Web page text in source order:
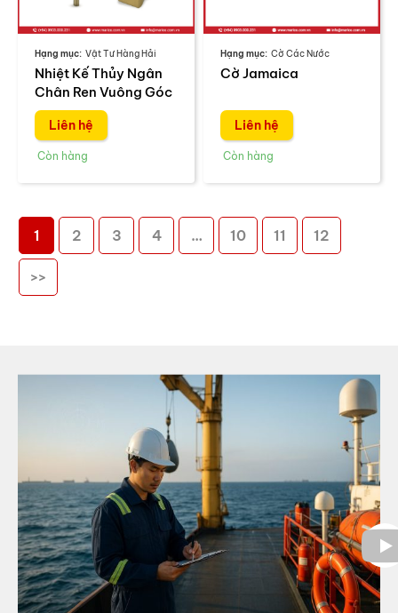
Vật Tư Hàng Hải
Nhiệt Kế Thủy Ngân
Chân Ren Vuông Góc
Liên hệ
Cờ Các Nước
Cờ Jamaica
Liên hệ
1 2 3 4 … 10 11 12
>>